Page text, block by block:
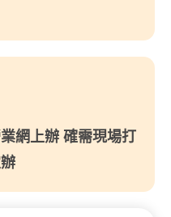
網上辦 確需現場打